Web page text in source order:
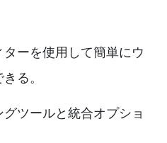
ーを使用して簡単にウ
る。
ツールと統合オプショ